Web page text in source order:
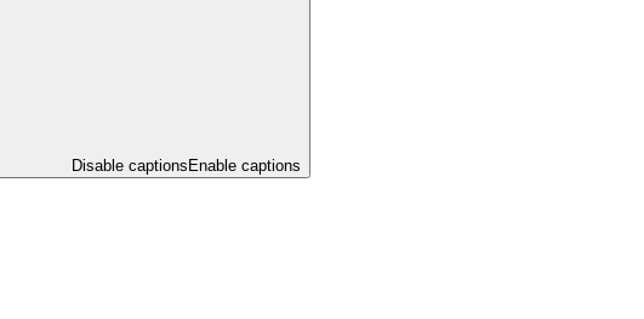
Disable captionsEnable captions